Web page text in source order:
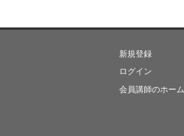
新規登録
ログイン
会員講師のホーム